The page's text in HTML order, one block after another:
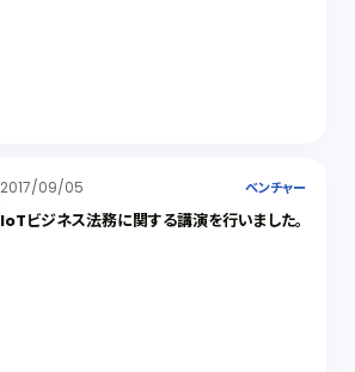
2017/09/05 ベンチャー
IoTビジネス法務に関する講演を行いました。